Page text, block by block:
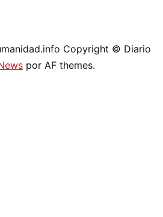
Copyright © Diario
por AF themes.